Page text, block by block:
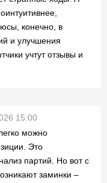
конечно, в
и улучшения
учтут отзывы и
15:00
можно
Это
партий. Но вот с
заминки –